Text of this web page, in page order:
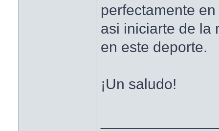
perfectamente
asi iniciarte de la
en este deporte.
¡Un saludo!